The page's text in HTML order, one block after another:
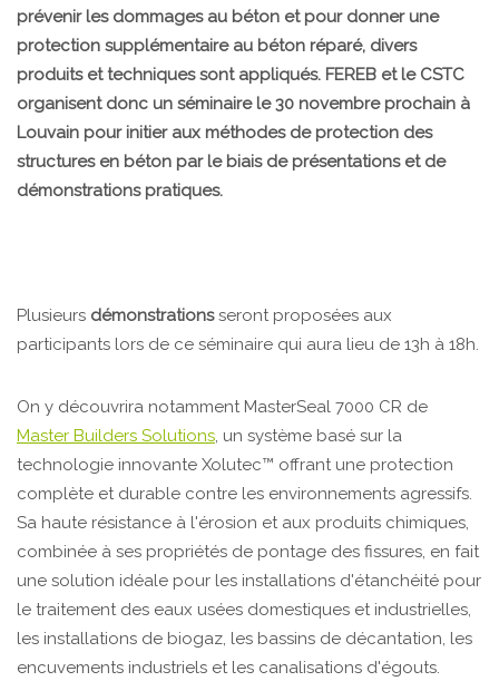
prévenir les dommages au béton et pour donner une
protection supplémentaire au béton réparé, divers
produits et techniques sont appliqués. FEREB et le CSTC
organisent donc un séminaire le 30 novembre prochain à
Louvain pour initier aux méthodes de protection des
structures en béton par le biais de présentations et de
démonstrations pratiques.
Plusieurs démonstrationsseront proposées aux
participants lors de ce séminaire qui aura lieu de 13h à 18h.
On y découvrira notamment MasterSeal 7000 CR de
Master Builders Solutions, un système basé sur la
technologie innovante Xolutec™ offrant une protection
complète et durable contre les environnements agressifs.
Sa haute résistance à l'érosion et aux produits chimiques,
combinée à ses propriétés de pontage des fissures, en fait
une solution idéale pour les installations d'étanchéité pour
le traitement des eaux usées domestiques et industrielles,
les installations de biogaz, les bassins de décantation, les
encuvements industriels et les canalisations d'égouts.